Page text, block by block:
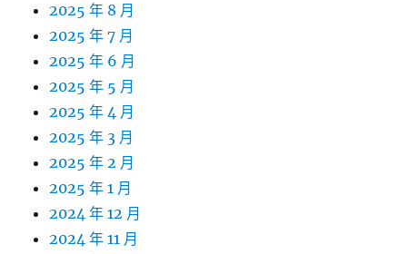
2025 年 8 月
2025 年 7 月
2025 年 6 月
2025 年 5 月
2025 年 4 月
2025 年 3 月
2025 年 2 月
2025 年 1 月
2024 年 12 月
2024 年 11 月